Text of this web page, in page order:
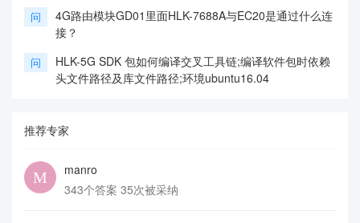
问
4G路由模块GD01里面HLK-7688A与EC20是通过什么连
接？
问
HLK-5G SDK 包如何编译交叉工具链;编译软件包时依赖
头文件路径及库文件路径;环境ubuntu16.04
推荐专家
manro
343个答案 35次被采纳